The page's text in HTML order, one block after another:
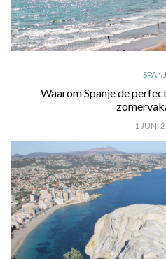
Waarom Spanje de
1 JUNI